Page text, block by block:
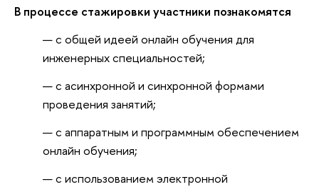
В процессе стажировки участники познакомятся
с общей идеей онлайн обучения для
инженерных специальностей;
с асинхронной и синхронной формами
проведения занятий;
с аппаратным и программным обеспечением
онлайн обучения;
с использованием электронной